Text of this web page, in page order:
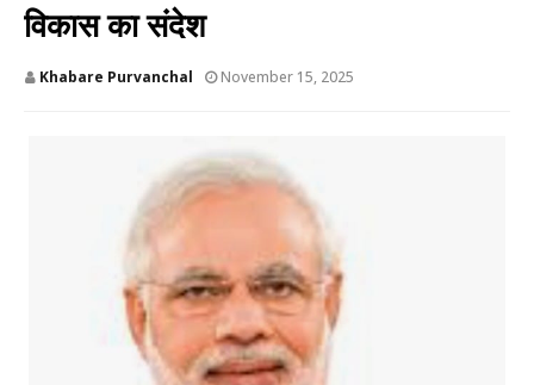
विकास का संदेश
Khabare Purvanchal November 15, 2025